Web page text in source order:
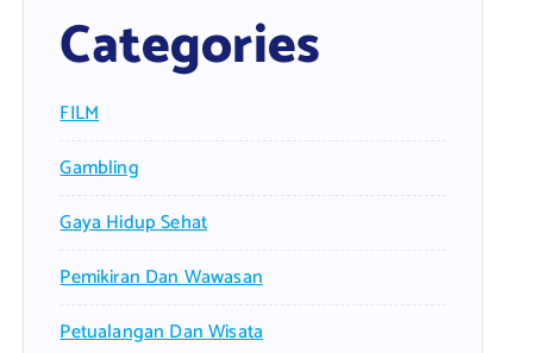
Categories
FILM
Gambling
Gaya Hidup Sehat
Pemikiran Dan Wawasan
Petualangan Dan Wisata